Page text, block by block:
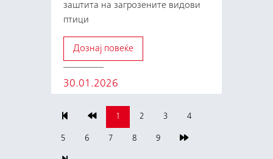
заштита на загрозените видови
птици
Дознај повеќе
30.01.2026
1 2 3 4
5 6 7 8 9